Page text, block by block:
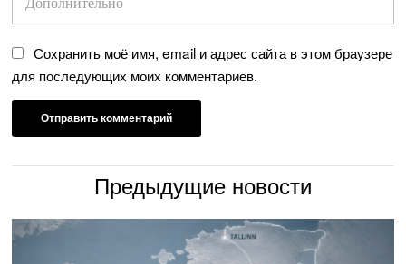
Сохранить моё имя, email и адрес сайта в этом браузере
для последующих моих комментариев.
Предыдущие новости